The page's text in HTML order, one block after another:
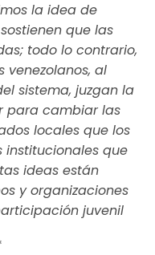
la idea de
que las
todo lo contrario,
venezolanos, al
sistema, juzgan la
para cambiar las
locales que los
institucionales que
ideas están
y organizaciones
juvenil